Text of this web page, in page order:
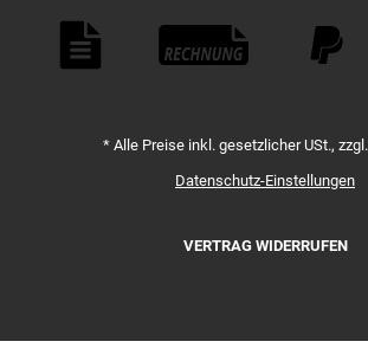
Zahlungsmethoden
* Alle Preise inkl. gesetzlicher USt., zzgl.
Datenschutz-Einstellungen
VERTRAG WIDERRUFEN